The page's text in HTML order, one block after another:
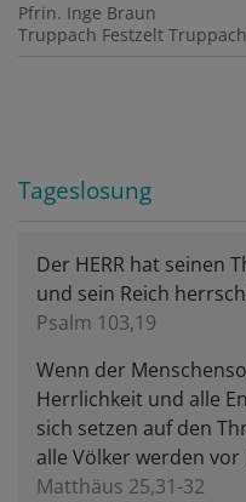
Pfrin. Inge Braun
Truppach Festzelt Truppach
Tageslosung
Der HERR hat seinen
und sein Reich
Psalm 103,19
Wenn der
Herrlichkeit und alle
sich setzen auf den
alle Völker werden
Matthäus 25,31-32